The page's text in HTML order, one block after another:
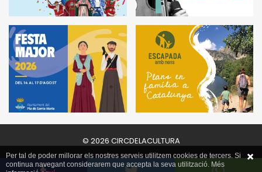
© 2026 CIRCDELACULTURA
Per tal de poder millorar els nostres serveis utilitzem cookies de tercers. Si
continua navegant considerarem que accepta la seva utilització. Més